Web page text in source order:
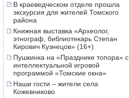
В краеведческом отделе прошла
экскурсия для жителей Томского
района
Книжная выставка «Археолог,
этнограф, библиотекарь Степан
Кирович Кузнецов» (16+)
Пушкинка на «Празднике топора» с
интеллектуальной игровой
программой «Томские окна»
Наши гости – жители села
Кожевниково